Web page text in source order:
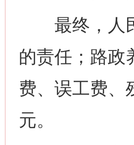
最终，人民
的责任；路政
费、误工费、
元。